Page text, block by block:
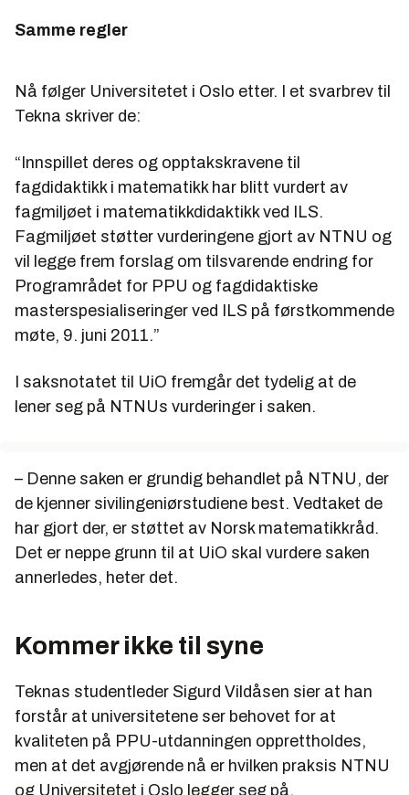
Samme regler
Nå følger Universitetet i Oslo etter. I et svarbrev til
Tekna skriver de:
“Innspillet deres og opptakskravene til
fagdidaktikk i matematikk har blitt vurdert av
fagmiljøet i matematikkdidaktikk ved ILS.
Fagmiljøet støtter vurderingene gjort av NTNU og
vil legge frem forslag om tilsvarende endring for
Programrådet for PPU og fagdidaktiske
masterspesialiseringer ved ILS på førstkommende
møte, 9. juni 2011.”
I saksnotatet til UiO fremgår det tydelig at de
lener seg på NTNUs vurderinger i saken.
– Denne saken er grundig behandlet på NTNU, der
de kjenner sivilingeniørstudiene best. Vedtaket de
har gjort der, er støttet av Norsk matematikkråd.
Det er neppe grunn til at UiO skal vurdere saken
annerledes, heter det.
Kommer ikke til syne
Teknas studentleder Sigurd Vildåsen sier at han
forstår at universitetene ser behovet for at
kvaliteten på PPU-utdanningen opprettholdes,
men at det avgjørende nå er hvilken praksis NTNU
og Universitetet i Oslo legger seg på.